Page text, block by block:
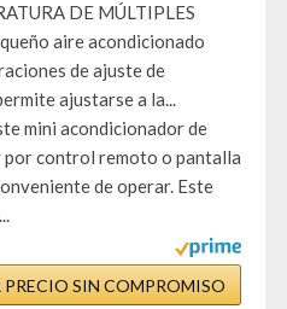
DE MÚLTIPLES
aire acondicionado
de ajuste de
ajustarse a la...
mini acondicionador de
por control remoto o pantalla
de operar. Este
PRECIO SIN COMPROMISO